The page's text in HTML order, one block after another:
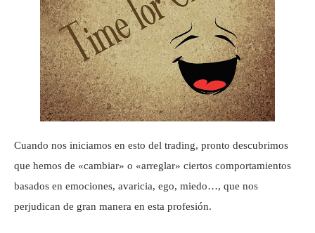
Cuando nos iniciamos en esto del trading, pronto descubrimos
que hemos de «cambiar» o «arreglar» ciertos comportamientos
basados en emociones, avaricia, ego, miedo…, que nos
perjudican de gran manera en esta profesión.